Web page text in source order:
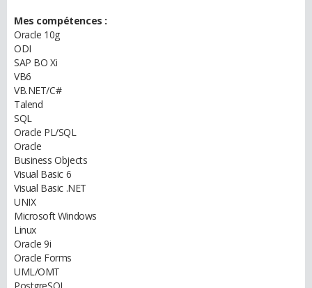
Mes compétences :
Oracle 10g
ODI
SAP BO Xi
VB6
VB.NET/C#
Talend
SQL
Oracle PL/SQL
Oracle
Business Objects
Visual Basic 6
Visual Basic .NET
UNIX
Microsoft Windows
Linux
Oracle 9i
Oracle Forms
UML/OMT